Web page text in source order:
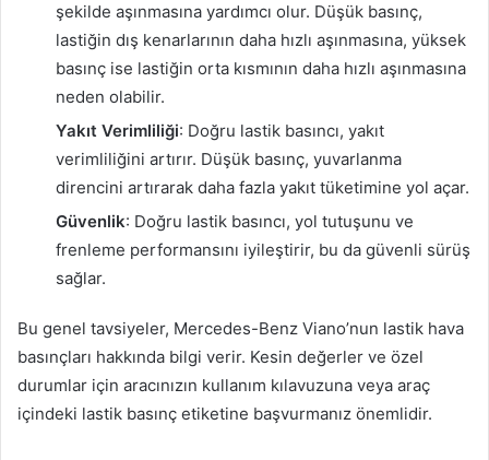
şekilde aşınmasına yardımcı olur. Düşük basınç,
lastiğin dış kenarlarının daha hızlı aşınmasına, yüksek
basınç ise lastiğin orta kısmının daha hızlı aşınmasına
neden olabilir.
Yakıt Verimliliği: Doğru lastik basıncı, yakıt
verimliliğini artırır. Düşük basınç, yuvarlanma
direncini artırarak daha fazla yakıt tüketimine yol açar.
Güvenlik: Doğru lastik basıncı, yol tutuşunu ve
frenleme performansını iyileştirir, bu da güvenli sürüş
sağlar.
Bu genel tavsiyeler, Mercedes-Benz Viano’nun lastik hava
basınçları hakkında bilgi verir. Kesin değerler ve özel
durumlar için aracınızın kullanım kılavuzuna veya araç
içindeki lastik basınç etiketine başvurmanız önemlidir.